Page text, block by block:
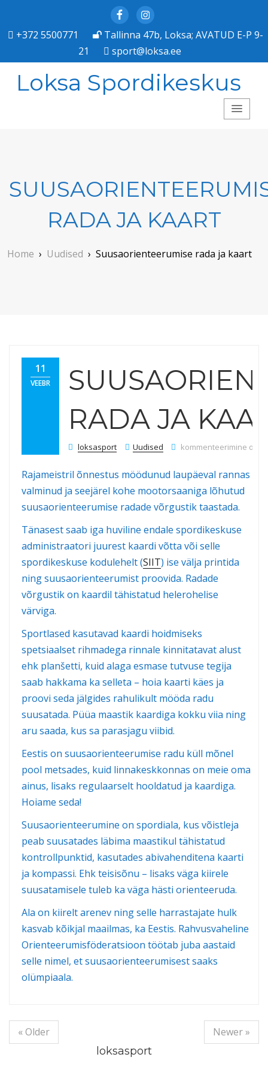
FacebookInstagram
+372 5500771
Tallinna 47b, Loksa; AVATUD E-P 9-
21
sport@loksa.ee
Loksa Spordikeskus
RADA JA KAART
Home › Uudised › Suusaorienteerumise rada ja kaart
11
VEEBR
RADA JA
loksasport Uudised Suusaorienteerumise
kommenteerimine on
Rajameistril õnnestus möödunud laupäeval rannas
valminud ja seejärel kohe mootorsaaniga lõhutud
suusaorienteerumise radade võrgustik taastada.
Tänasest saab iga huviline endale spordikeskuse
administraatori juurest kaardi võtta või selle
spordikeskuse kodulehelt (SIIT) ise välja printida
ning suusaorienteerumist proovida. Radade
võrgustik on kaardil tähistatud helerohelise
värviga.
Sportlased kasutavad kaardi hoidmiseks
spetsiaalset rihmadega rinnale kinnitatavat alust
ehk planšetti, kuid alaga esmase tutvuse tegija
saab hakkama ka selleta – hoia kaarti käes ja
proovi seda jälgides rahulikult mööda radu
suusatada. Püüa maastik kaardiga kokku viia ning
aru saada, kus sa parasjagu viibid.
Eestis on suusaorienteerumise radu küll mõnel
pool metsades, kuid linnakeskkonnas on meie oma
ainus, lisaks regulaarselt hooldatud ja kaardiga.
Hoiame seda!
Suusaorienteerumine on spordiala, kus võistleja
peab suusatades läbima maastikul tähistatud
kontrollpunktid, kasutades abivahenditena kaarti
ja kompassi. Ehk teisisõnu – lisaks väga kiirele
suusatamisele tuleb ka väga hästi orienteeruda.
Ala on kiirelt arenev ning selle harrastajate hulk
kasvab kõikjal maailmas, ka Eestis. Rahvusvaheline
Orienteerumisföderatsioon töötab juba aastaid
selle nimel, et suusaorienteerumisest saaks
olümpiaala.
« Older
Newer »
loksasport